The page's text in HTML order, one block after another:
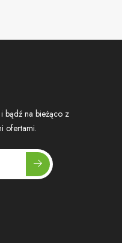
bądź na bieżąco z
ofertami.